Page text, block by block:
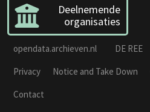
Deelnemende
organisaties
opendata.archieven.nl DE REE
Privacy
Notice and Take Down
Contact